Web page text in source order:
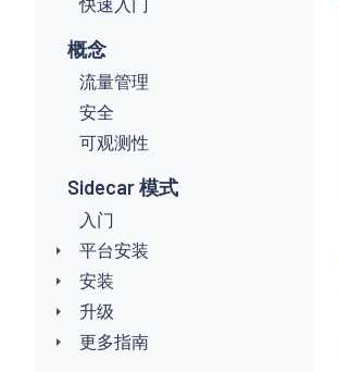
概念
流量管理
安全
可观测性
Sidecar 模式
入门
平台安装
安装
升级
更多指南